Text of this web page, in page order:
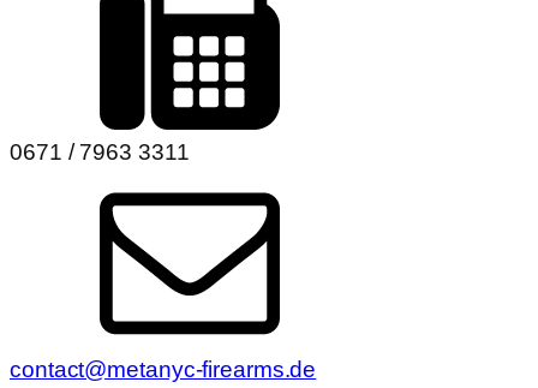
0671 / 7963 3311
contact@metanyc-firearms.de